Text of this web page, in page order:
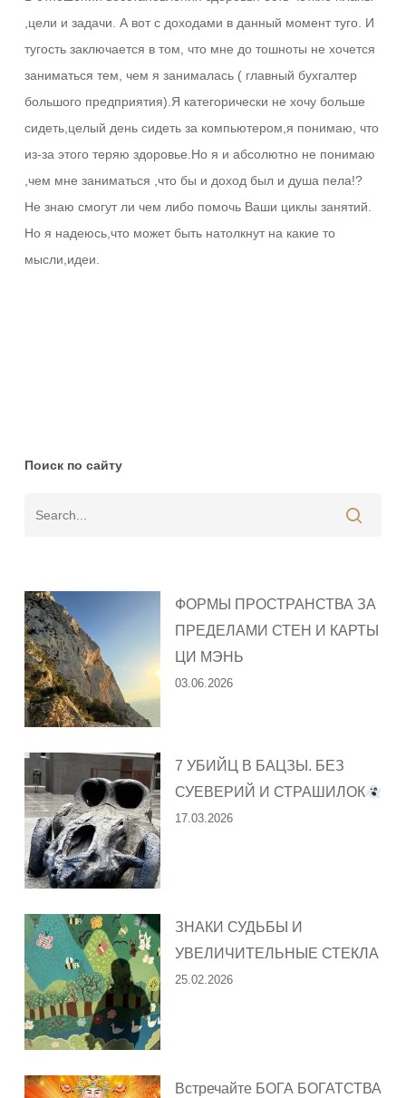
,цели и задачи. А вот с доходами в данный момент туго. И
тугость заключается в том, что мне до тошноты не хочется
заниматься тем, чем я занималась ( главный бухгалтер
большого предприятия).Я категорически не хочу больше
сидеть,целый день сидеть за компьютером,я понимаю, что
из-за этого теряю здоровье.Но я и абсолютно не понимаю
,чем мне заниматься ,что бы и доход был и душа пела!?
Не знаю смогут ли чем либо помочь Ваши циклы занятий.
Но я надеюсь,что может быть натолкнут на какие то
мысли,идеи.
Поиск по сайту
ФОРМЫ ПРОСТРАНСТВА ЗА
ПРЕДЕЛАМИ СТЕН И КАРТЫ
ЦИ МЭНЬ
03.06.2026
7 УБИЙЦ В БАЦЗЫ. БЕЗ
СУЕВЕРИЙ И СТРАШИЛОК
17.03.2026
ЗНАКИ СУДЬБЫ И
УВЕЛИЧИТЕЛЬНЫЕ СТЕКЛА
25.02.2026
Встречайте БОГА БОГАТСТВА